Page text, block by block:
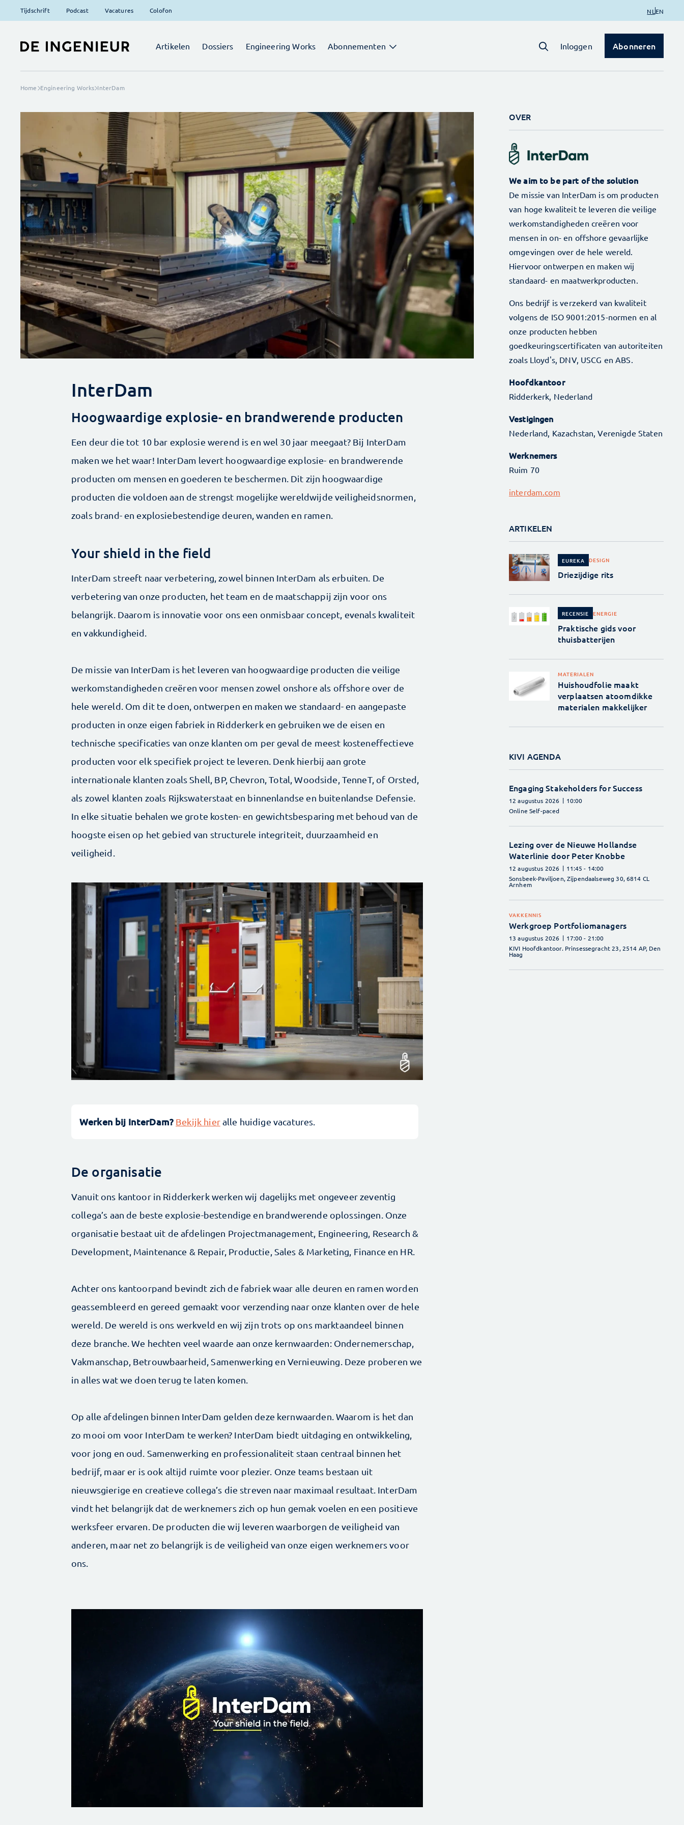
Tijdschrift Podcast Vacatures Colofon NL EN
Artikelen Dossiers Engineering Works Abonnementen Inloggen Abonneren
Home Engineering Works InterDam
InterDam
Hoogwaardige explosie- en brandwerende producten
Een deur die tot 10 bar explosie werend is en wel 30 jaar meegaat? Bij InterDam
maken we het waar! InterDam levert hoogwaardige explosie- en brandwerende
producten om mensen en goederen te beschermen. Dit zijn hoogwaardige
producten die voldoen aan de strengst mogelijke wereldwijde veiligheidsnormen,
zoals brand- en explosiebestendige deuren, wanden en ramen.
Your shield in the field
InterDam streeft naar verbetering, zowel binnen InterDam als erbuiten. De
verbetering van onze producten, het team en de maatschappij zijn voor ons
belangrijk. Daarom is innovatie voor ons een onmisbaar concept, evenals kwaliteit
en vakkundigheid.
De missie van InterDam is het leveren van hoogwaardige producten die veilige
werkomstandigheden creëren voor mensen zowel onshore als offshore over de
hele wereld. Om dit te doen, ontwerpen en maken we standaard- en aangepaste
producten in onze eigen fabriek in Ridderkerk en gebruiken we de eisen en
technische specificaties van onze klanten om per geval de meest kosteneffectieve
producten voor elk specifiek project te leveren. Denk hierbij aan grote
internationale klanten zoals Shell, BP, Chevron, Total, Woodside, TenneT, of Orsted,
als zowel klanten zoals Rijkswaterstaat en binnenlandse en buitenlandse Defensie.
In elke situatie behalen we grote kosten- en gewichtsbesparing met behoud van de
hoogste eisen op het gebied van structurele integriteit, duurzaamheid en
veiligheid.
Werken bij InterDam? Bekijk hieralle huidige vacatures.
De organisatie
Vanuit ons kantoor in Ridderkerk werken wij dagelijks met ongeveer zeventig
collega’s aan de beste explosie-bestendige en brandwerende oplossingen. Onze
organisatie bestaat uit de afdelingen Projectmanagement, Engineering, Research &
Development, Maintenance & Repair, Productie, Sales & Marketing, Finance en HR.
Achter ons kantoorpand bevindt zich de fabriek waar alle deuren en ramen worden
geassembleerd en gereed gemaakt voor verzending naar onze klanten over de hele
wereld. De wereld is ons werkveld en wij zijn trots op ons marktaandeel binnen
deze branche. We hechten veel waarde aan onze kernwaarden: Ondernemerschap,
Vakmanschap, Betrouwbaarheid, Samenwerking en Vernieuwing. Deze proberen we
in alles wat we doen terug te laten komen.
Op alle afdelingen binnen InterDam gelden deze kernwaarden. Waarom is het dan
zo mooi om voor InterDam te werken? InterDam biedt uitdaging en ontwikkeling,
voor jong en oud. Samenwerking en professionaliteit staan centraal binnen het
bedrijf, maar er is ook altijd ruimte voor plezier. Onze teams bestaan uit
nieuwsgierige en creatieve collega’s die streven naar maximaal resultaat. InterDam
vindt het belangrijk dat de werknemers zich op hun gemak voelen en een positieve
werksfeer ervaren. De producten die wij leveren waarborgen de veiligheid van
anderen, maar net zo belangrijk is de veiligheid van onze eigen werknemers voor
ons.
OVER
We aim to be part of the solution
De missie van InterDam is om producten
van hoge kwaliteit te leveren die veilige
werkomstandigheden creëren voor
mensen in on- en offshore gevaarlijke
omgevingen over de hele wereld.
Hiervoor ontwerpen en maken wij
standaard- en maatwerkproducten.
Ons bedrijf is verzekerd van kwaliteit
volgens de ISO 9001:2015-normen en al
onze producten hebben
goedkeuringscertificaten van autoriteiten
zoals Lloyd's, DNV, USCG en ABS.
Hoofdkantoor
Ridderkerk, Nederland
Vestigingen
Nederland, Kazachstan, Verenigde Staten
Werknemers
Ruim 70
interdam.com
ARTIKELEN
EUREKA DESIGN
Driezijdige rits
RECENSIE ENERGIE
Praktische gids voor
thuisbatterijen
MATERIALEN
Huishoudfolie maakt
verplaatsen atoomdikke
materialen makkelijker
KIVI AGENDA
Engaging Stakeholders for Success
12 augustus 2026
10:00
Online Self-paced
Lezing over de Nieuwe Hollandse
Waterlinie door Peter Knobbe
12 augustus 2026 11:45 - 14:00
Sonsbeek-Paviljoen, Zijpendaalseweg 30, 6814 CL
Arnhem
VAKKENNIS
Werkgroep Portfoliomanagers
13 augustus 2026 17:00- 21:00
KIVI Hoofdkantoor. Prinsessegracht 23, 2514 AP, Den
Haag